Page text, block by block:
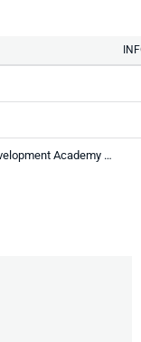
US Soccer Development Academy U16/17